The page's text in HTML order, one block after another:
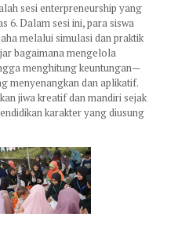
sesi enterpreneurship yang
6. Dalam sesi ini, para siswa
melalui simulasi dan praktik
bagaimana mengelola
menghitung keuntungan—
menyenangkan dan aplikatif.
jiwa kreatif dan mandiri sejak
karakter yang diusung